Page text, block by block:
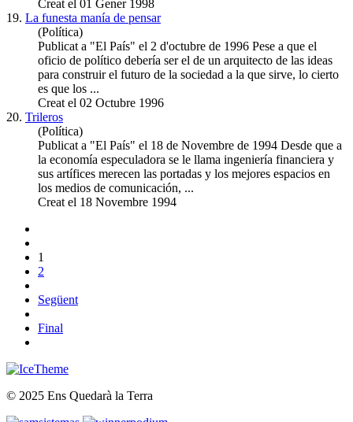
Creat el 01 Gener 1998
19. La funesta manía de pensar
(Política)
Publicat a "El País" el 2 d'octubre de 1996 Pese a que el
oficio de político debería ser el de un arquitecto de las ideas
para construir el futuro de la sociedad a la que sirve, lo cierto
es que los ...
Creat el 02 Octubre 1996
20. Trileros
(Política)
Publicat a "El País" el 18 de Novembre de 1994 Desde que a
la economía especuladora se le llama ingeniería financiera y
sus artífices merecen las portadas y los mejores espacios en
los medios de comunicación, ...
Creat el 18 Novembre 1994
1
2
Següent
Final
© 2025 Ens Quedarà la Terra